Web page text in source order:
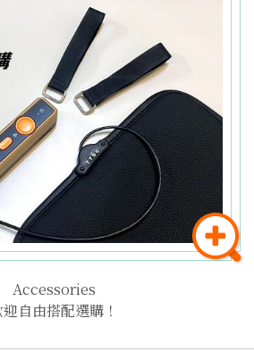
Accessories
自由搭配選購！